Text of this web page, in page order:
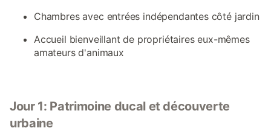
Chambres avec entrées indépendantes côté jardin
Accueil bienveillant de propriétaires eux-mêmes
amateurs d'animaux
Jour 1: Patrimoine ducal et découverte
urbaine